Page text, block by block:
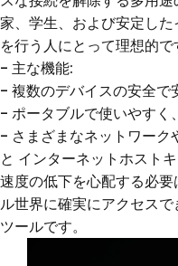
家、学生、および安定し
を行う人にとって理想的で
- 主な機能:
- 複数のデバイスの安全で
- ポータブルで使いやすく
- さまざまなネットワーク
と インターネットホスト
速度の低下を心配する必
ル世界に確実にアクセス
ツールです。